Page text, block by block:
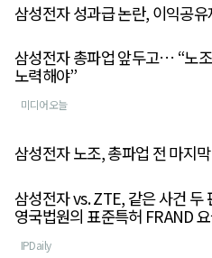
삼성전자 성과급 논란, 이익공
삼성전자 총파업 앞두고… “노
노력해야”
미디어오늘
삼성전자 노조, 총파업 전 마지
삼성전자 vs. ZTE, 같은 사건
영국법원의 표준특허 FRAND
IPDaily